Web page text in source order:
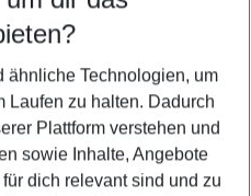
ähnliche Technologien, um
Laufen zu halten. Dadurch
Plattform verstehen und
sowie Inhalte, Angebote
dich relevant sind und zu